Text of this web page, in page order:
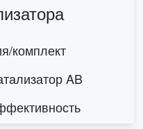
комплект
AB